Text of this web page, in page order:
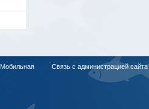
Мобильная Связь с администрацией сайта